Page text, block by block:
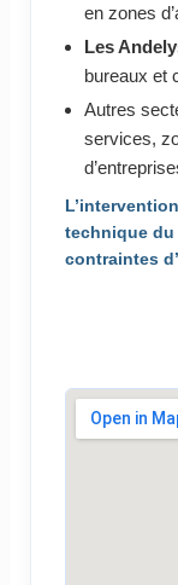
en zones
Les
bureaux et
Autres
services,
technique du
contraintes